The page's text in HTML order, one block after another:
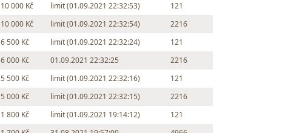
10 000 Kč
limit (01.09.2021 22:32:53)
121
10 000 Kč
limit (01.09.2021 22:32:54)
2216
6 500 Kč
limit (01.09.2021 22:32:24)
121
6 000 Kč
01.09.2021 22:32:25
2216
5 500 Kč
limit (01.09.2021 22:32:16)
121
5 000 Kč
limit (01.09.2021 22:32:15)
2216
1 800 Kč
limit (01.09.2021 19:14:12)
121